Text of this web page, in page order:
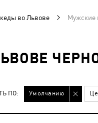
во Львове Мужские
ПО: Умолчанию